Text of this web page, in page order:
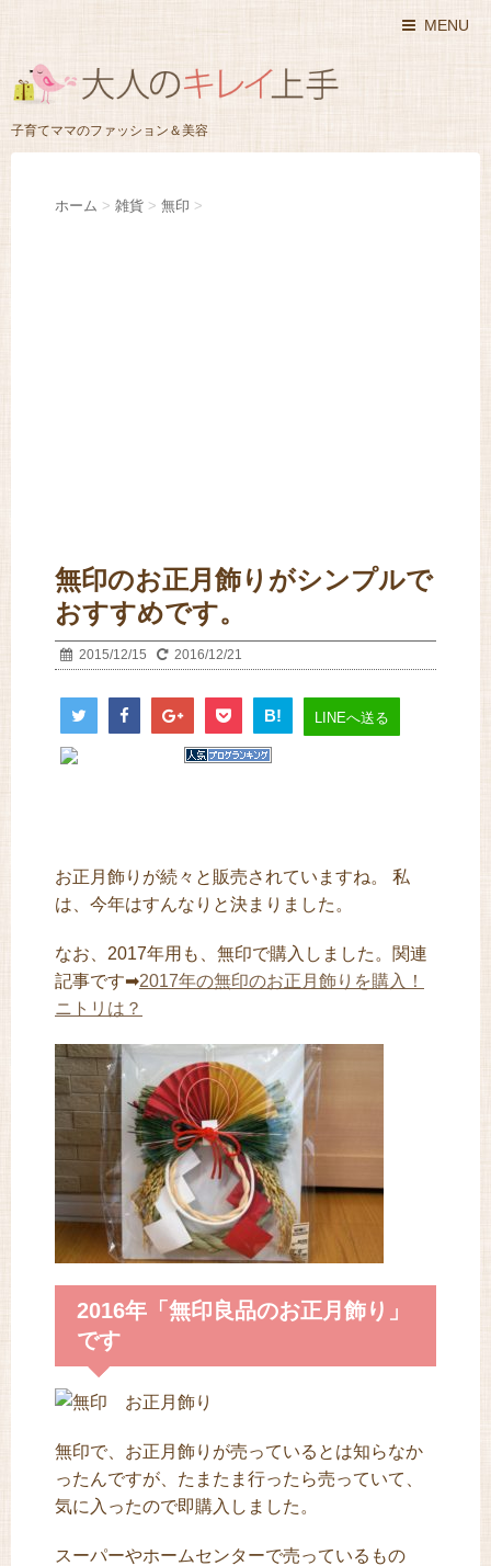
MENU
子育てママのファッション＆美容
ホーム > 雑貨 > 無印 >
無印のお正月飾りがシンプルで
おすすめです。
2015/12/15 2016/12/21
B! LINEへ送る
お正月飾りが続々と販売されていますね。 私
は、今年はすんなりと決まりました。
なお、2017年用も、無印で購入しました。関連
記事です➡2017年の無印のお正月飾りを購入！
ニトリは？
2016年「無印良品のお正月飾り」
です
無印で、お正月飾りが売っているとは知らなか
ったんですが、たまたま行ったら売っていて、
気に入ったので即購入しました。
スーパーやホームセンターで売っているもの